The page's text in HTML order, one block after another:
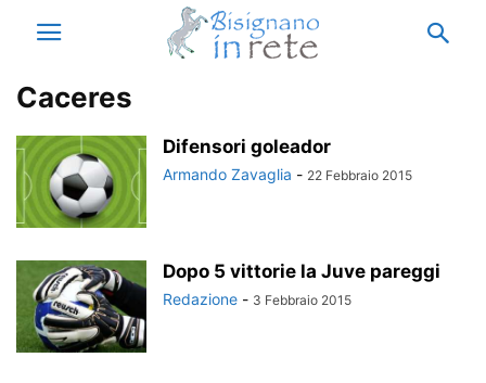
Caceres
Difensori goleador
Armando Zavaglia - 22 Febbraio 2015
Dopo 5 vittorie la Juve pareggi
Redazione - 3 Febbraio 2015